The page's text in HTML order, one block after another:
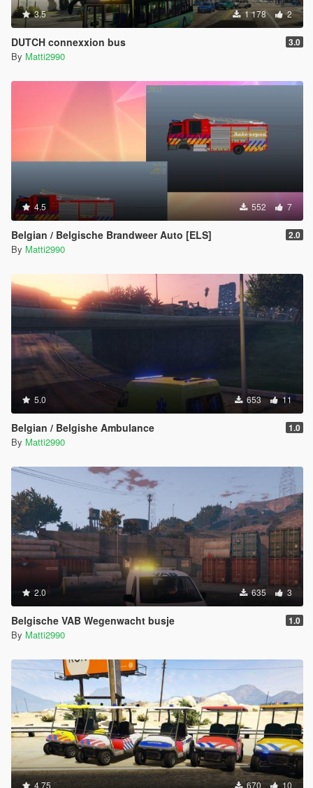
3.5 1 178 2
DUTCH connexxion bus 3.0
By Matti2990
4.5 552 7
Belgian / Belgische Brandweer Auto [ELS] 2.0
By Matti2990
5.0 653 11
Belgian / Belgishe Ambulance 1.0
By Matti2990
2.0 635 3
Belgische VAB Wegenwacht busje 1.0
By Matti2990
4.75 670 10